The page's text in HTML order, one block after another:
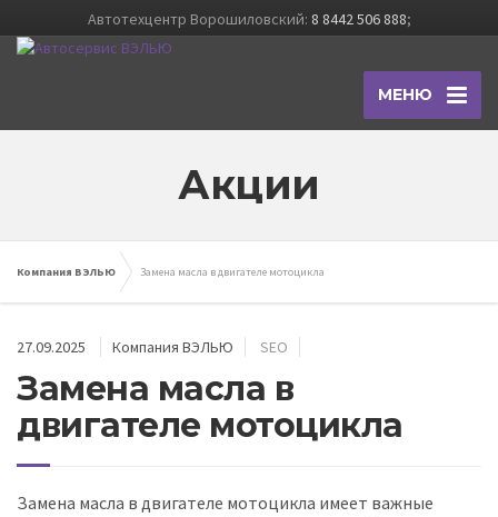
Автотехцентр Ворошиловский: 8 8442 506 888;
МЕНЮ
Акции
Компания ВЭЛЬЮ Замена масла в двигателе мотоцикла
27.09.2025 Компания ВЭЛЬЮ SEO
Замена масла в
двигателе мотоцикла
Замена масла в двигателе мотоцикла имеет важные